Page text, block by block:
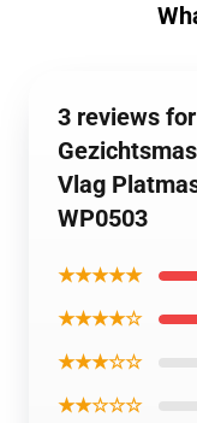
3 reviews
Vlag
WP0503
★★★★★
★★★★☆
★★★☆☆
★★☆☆☆